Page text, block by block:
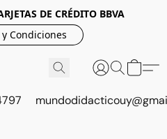
DE CRÉDITO BBVA
Condiciones